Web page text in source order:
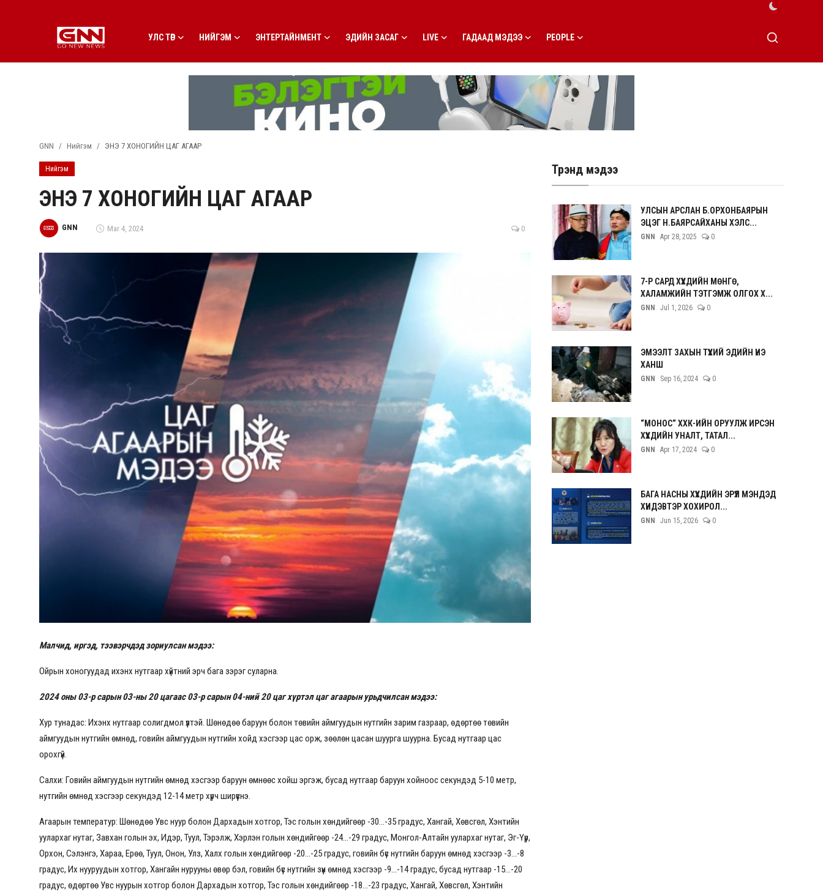
УЛС ТӨР НИЙГЭМ ЭНТЕРТАЙНМЕНТ ЭДИЙН ЗАСАГ LIVE ГАДААД МЭДЭЭ PEOPLE
GNN Нийгэм ЭНЭ 7 ХОНОГИЙН ЦАГ АГААР
Нийгэм
ЭНЭ 7 ХОНОГИЙН ЦАГ АГААР
GNN Mar 4, 2024 0
Малч­ид, иргэд, тээвэрчдэд зориулсан мэдээ:
Ойрын хоногуудад ихэнх нутгаар хүйтний эрч бага зэрэг суларна.
2024 оны 03-р сарын 03-ны 20 цагаас 03-р сарын 04-ний 20 цаг хүртэл цаг агаарын урьдчилсан мэдээ:
Хур тунадас: Ихэнх нутгаар солигдмол үүлтэй. Шөнөдөө баруун болон төвийн аймгуудын нутгийн зарим газраар, өдөртөө төвийн
аймгуудын нутгийн өмнөд, говийн аймгуудын нутгийн хойд хэсгээр цас орж, зөөлөн цасан шуурга шуурна. Бусад нутгаар цас
орохгүй.
Салхи: Говийн аймгуудын нутгийн өмнөд хэсгээр баруун өмнөөс хойш эргэж, бусад нутгаар баруун хойноос секундэд 5-10 метр,
нутгийн өмнөд хэсгээр секундэд 12-14 метр хүрч ширүүснэ.
Агаарын температур: Шөнөдөө Увс нуур болон Дархадын хотгор, Тэс голын хөндийгөөр -30...-35 градус, Хангай, Хөвсгөл, Хэнтийн
уулархаг нутаг, Завхан голын эх, Идэр, Туул, Тэрэлж, Хэрлэн голын хөндийгөөр -24...-29 градус, Монгол-Алтайн уулархаг нутаг, Эг-Үүр,
Орхон, Сэлэнгэ, Хараа, Ерөө, Туул, Онон, Улз, Халх голын хөндийгөөр -20...-25 градус, говийн бүс нутгийн баруун өмнөд хэсгээр -3...-8
градус, Их нууруудын хотгор, Хангайн нурууны өвөр бэл, говийн бүс нутгийн зүүн өмнөд хэсгээр -9...-14 градус, бусад нутгаар -15...-20
градус, өдөртөө Увс нуурын хотгор болон Дархадын хотгор, Тэс голын хөндийгөөр -18...-23 градус, Хангай, Хөвсгөл, Хэнтийн
Трэнд мэдээ
УЛСЫН АРСЛАН Б.ОРХОНБАЯРЫН
ЭЦЭГ Н.БАЯРСАЙХАНЫ ХЭЛС...
GNN Apr 28, 2025 0
7-Р САРД ХҮҮХДИЙН МӨНГӨ,
ХАЛАМЖИЙН ТЭТГЭМЖ ОЛГОХ Х...
GNN Jul 1, 2026 0
ЭМЭЭЛТ ЗАХЫН ТҮҮХИЙ ЭДИЙН ҮНЭ
ХАНШ
GNN Sep 16, 2024 0
“МОНОС“ ХХК-ИЙН ОРУУЛЖ ИРСЭН
ХҮҮХДИЙН УНАЛТ, ТАТАЛ...
GNN Apr 17, 2024 0
БАГА НАСНЫ ХҮҮХДИЙН ЭРҮҮЛ МЭНДЭД
ХҮНДЭВТЭР ХОХИРОЛ...
GNN Jun 15, 2026 0